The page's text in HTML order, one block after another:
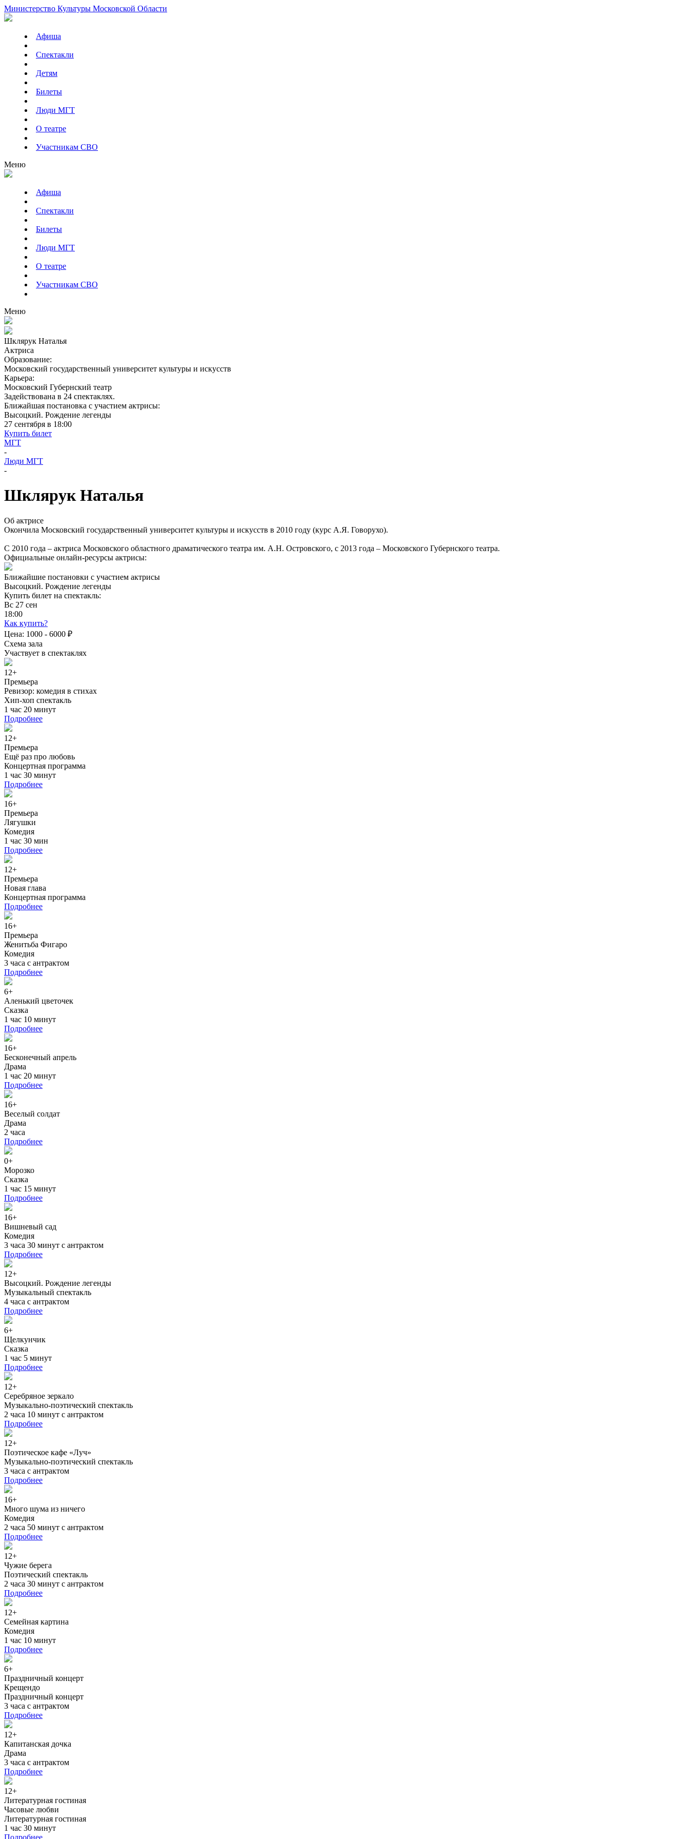
Министерство Культуры Московской Области
Афиша
Спектакли
Детям
Билеты
Люди МГТ
О театре
Участникам СВО
Меню
Афиша
Спектакли
Билеты
Люди МГТ
О театре
Участникам СВО
Меню
Шклярук Наталья
Актриса
Образование:
Московский государственный университет культуры и искусств
Карьера:
Московский Губернский театр
Задействована в 24 спектаклях.
Ближайшая постановка с участием актрисы:
Высоцкий. Рождение легенды
27 сентября в 18:00
Купить билет
МГТ
-
Люди МГТ
-
Шклярук Наталья
Об актрисе
Окончила Московский государственный университет культуры и искусств в 2010 году (курс А.Я. Говорухо).
С 2010 года – актриса Московского областного драматического театра им. А.Н. Островского, с 2013 года – Московского Губернского театра.
Официальные онлайн-ресурсы актрисы:
Ближайшие постановки с участием актрисы
Высоцкий. Рождение легенды
Купить билет на спектакль:
Вс 27 сен
18:00
Как купить?
Цена: 1000 - 6000 ₽
Схема зала
Участвует в спектаклях
12+
Премьера
Ревизор: комедия в стихах
Хип-хоп спектакль
1 час 20 минут
Подробнее
12+
Премьера
Ещё раз про любовь
Концертная программа
1 час 30 минут
Подробнее
16+
Премьера
Лягушки
Комедия
1 час 30 мин
Подробнее
12+
Премьера
Новая глава
Концертная программа
Подробнее
16+
Премьера
Женитьба Фигаро
Комедия
3 часа с антрактом
Подробнее
6+
Аленький цветочек
Сказка
1 час 10 минут
Подробнее
16+
Бесконечный апрель
Драма
1 час 20 минут
Подробнее
16+
Веселый солдат
Драма
2 часа
Подробнее
0+
Морозко
Сказка
1 час 15 минут
Подробнее
16+
Вишневый сад
Комедия
3 часа 30 минут с антрактом
Подробнее
12+
Высоцкий. Рождение легенды
Музыкальный спектакль
4 часа с антрактом
Подробнее
6+
Щелкунчик
Сказка
1 час 5 минут
Подробнее
12+
Серебряное зеркало
Музыкально-поэтический спектакль
2 часа 10 минут с антрактом
Подробнее
12+
Поэтическое кафе «Луч»
Музыкально-поэтический спектакль
3 часа с антрактом
Подробнее
16+
Много шума из ничего
Комедия
2 часа 50 минут с антрактом
Подробнее
12+
Чужие берега
Поэтический спектакль
2 часа 30 минут с антрактом
Подробнее
12+
Семейная картина
Комедия
1 час 10 минут
Подробнее
6+
Праздничный концерт
Крещендо
Праздничный концерт
3 часа с антрактом
Подробнее
12+
Капитанская дочка
Драма
3 часа с антрактом
Подробнее
12+
Литературная гостиная
Часовые любви
Литературная гостиная
1 час 30 минут
Подробнее